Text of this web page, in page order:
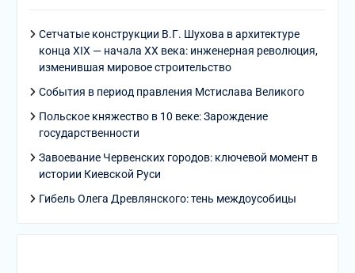
Сетчатые конструкции В.Г. Шухова в архитектуре
конца XIX — начала XX века: инженерная революция,
изменившая мировое строительство
События в период правления Мстислава Великого
Польское княжество в 10 веке: Зарождение
государственности
Завоевание Червенских городов: ключевой момент в
истории Киевской Руси
Гибель Олега Древлянского: тень междоусобицы